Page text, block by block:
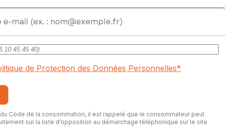
de Protection des Données Personnelles*
Code de la consommation, il est rappelé que le consommateur peut
sur la liste d’opposition au démarchage téléphonique sur le site